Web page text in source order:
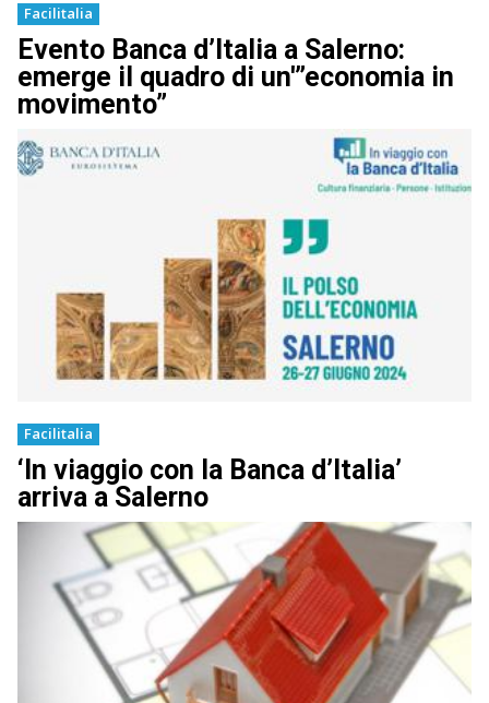
Facilitalia
Evento Banca d’Italia a Salerno:
emerge il quadro di un'”economia in
movimento”
Facilitalia
‘In viaggio con la Banca d’Italia’
arriva a Salerno